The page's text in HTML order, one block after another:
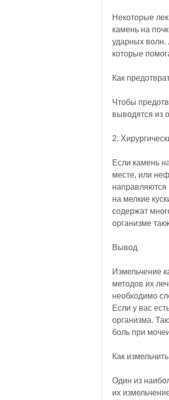
Некоторые
камень на
ударных волн.
которые
Как
Чтобы
выводятся из
2.
Если камень
месте, или
направляются
на мелкие
содержат
организме
Вывод
Измельчение
методов их
необходимо
Если у вас
организма.
боль при
Как
Один из
их